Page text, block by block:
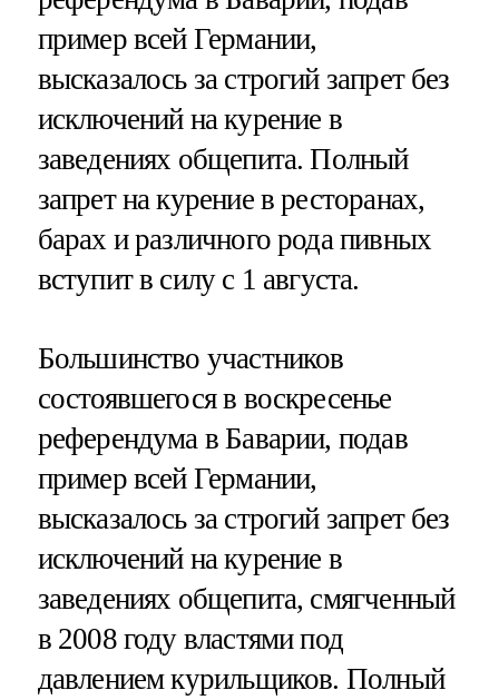
пример всей Германии,
высказалось за строгий запрет без
исключений на курение в
заведениях общепита. Полный
запрет на курение в ресторанах,
барах и различного рода пивных
вступит в силу с 1 августа.
Большинство участников
состоявшегося в воскресенье
референдума в Баварии, подав
пример всей Германии,
высказалось за строгий запрет без
исключений на курение в
заведениях общепита, смягченный
в 2008 году властями под
давлением курильщиков. Полный